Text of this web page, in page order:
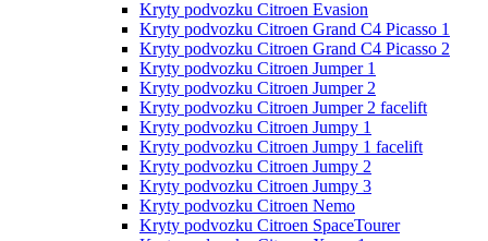
Kryty podvozku Citroen Evasion
Kryty podvozku Citroen Grand С4 Picasso 1
Kryty podvozku Citroen Grand С4 Picasso 2
Kryty podvozku Citroen Jumper 1
Kryty podvozku Citroen Jumper 2
Kryty podvozku Citroen Jumper 2 facelift
Kryty podvozku Citroen Jumpy 1
Kryty podvozku Citroen Jumpy 1 facelift
Kryty podvozku Citroen Jumpy 2
Kryty podvozku Citroen Jumpy 3
Kryty podvozku Citroen Nemo
Kryty podvozku Citroen SpaceTourer